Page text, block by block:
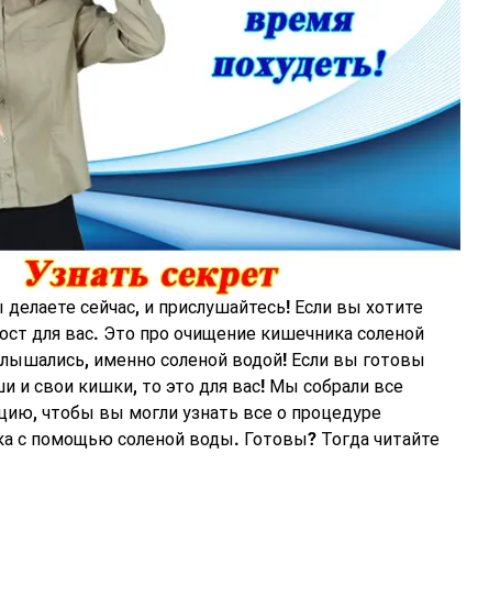
делаете сейчас, и прислушайтесь! Если вы хотите
для вас. Это про очищение кишечника соленой
именно соленой водой! Если вы готовы
и свои кишки, то это для вас! Мы собрали все
чтобы вы могли узнать все о процедуре
с помощью соленой воды. Готовы? Тогда читайте